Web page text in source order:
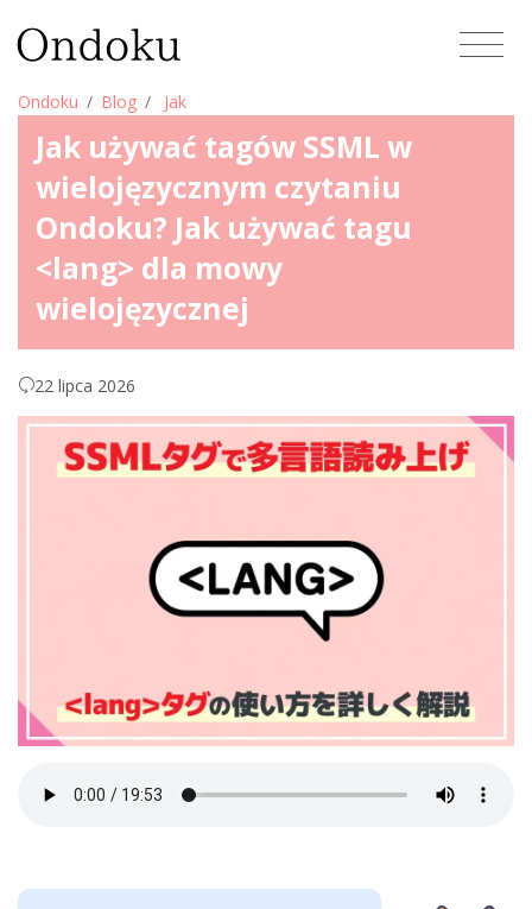
Ondoku Blog Jak
Jak używać tagów SSML w
wielojęzycznym czytaniu
Ondoku? Jak używać tagu
<lang> dla mowy
wielojęzycznej
22 lipca 2026